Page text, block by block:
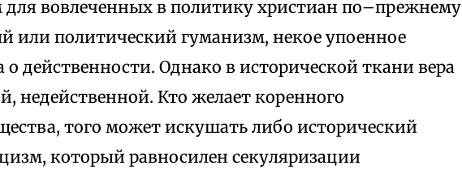
вовлеченных в политику христиан по–прежнему
или политический гуманизм, некое упоенное
о действенности. Однако в исторической ткани вера
недейственной. Кто желает коренного
того может искушать либо исторический
который равносилен секуляризации